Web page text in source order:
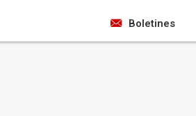
Boletines